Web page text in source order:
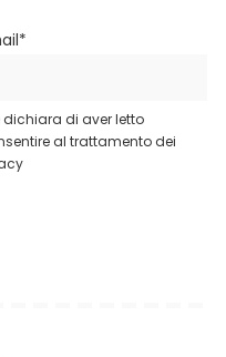
di aver letto
al trattamento dei